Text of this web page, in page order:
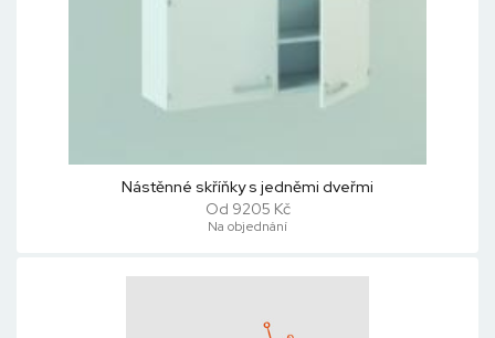
Nástěnné skříňky s jedněmi dveřmi
Od 9205 Kč
Na objednání